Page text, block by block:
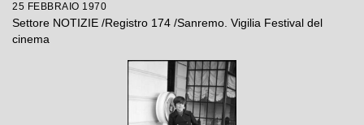
25 FEBBRAIO 1970
Settore NOTIZIE /Registro 174 /Sanremo. Vigilia Festival del
cinema